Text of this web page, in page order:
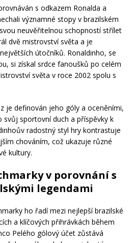
s odkazem Ronalda a
významné stopy v brazilském
neuvěřitelnou schopností střílet
dvě mistrovství světa a je
útočníků. Ronaldinho, se
si získal srdce fanoušků po celém
světa v roce 2002 spolu s
je definován jeho góly a oceněními,
svůj sportovní duch a příspěvky k
radostný styl hry kontrastuje
chováním, což ukazuje různé
kultury.
v porovnání s
legendami
ho řadí mezi nejlepší brazilské
a klíčových přihrávkách během
Pelého gólový účet zůstává